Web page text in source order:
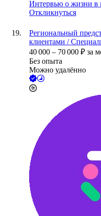
Интервью о жизни в
Откликнуться
Региональный
клиентами /
40 000 – 70 000 ₽ за
Без опыта
Можно удалённо